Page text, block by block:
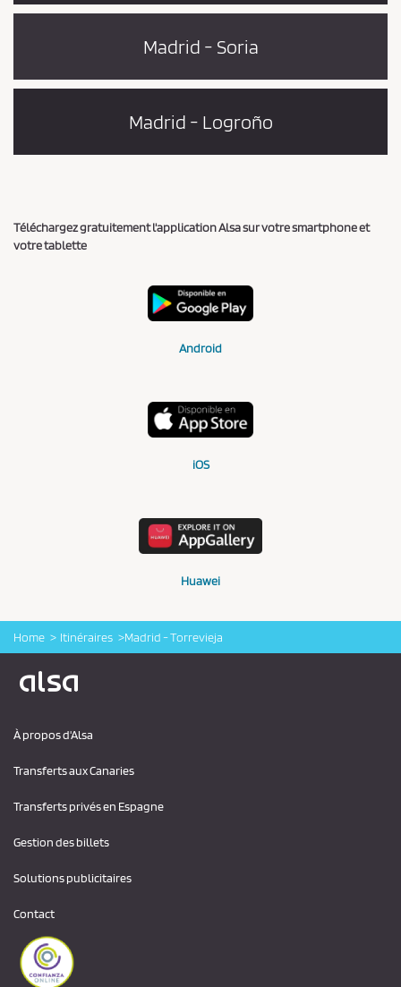
Madrid - Soria
Madrid - Logroño
Téléchargez gratuitement l'application Alsa sur votre smartphone et
votre tablette
Android
iOS
Huawei
Home Itinéraires Madrid - Torrevieja
À propos d'Alsa
Transferts aux Canaries
Transferts privés en Espagne
Gestion des billets
Solutions publicitaires
Contact
Logo Alsa